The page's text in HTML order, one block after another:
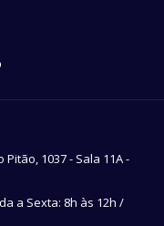
Pitão, 1037 - Sala 11A -
a Sexta: 8h às 12h /